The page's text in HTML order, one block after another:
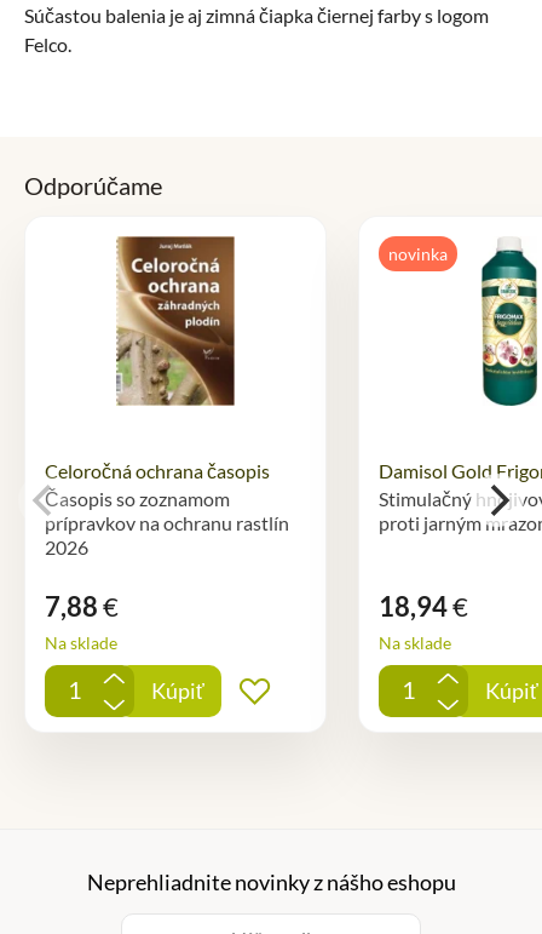
Súčastou balenia je aj zimná čiapka čiernej farby s logom
Felco.
Odporúčame
Celoročná ochrana časopis
Časopis so zoznamom
prípravkov na ochranu rastlín
2026
7,88€
Na sklade
+
-
Kúpiť Pridať do obľúbených
novinka
Damisol Gold
Stimulačný
proti jarným
18,94€
Na sklade
+
-
Kúpiť
Neprehliadnite novinky z nášho eshopu